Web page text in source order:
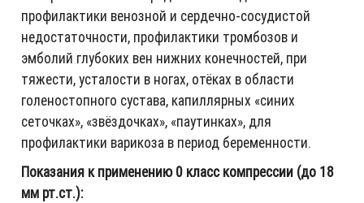
профилактики венозной и сердечно-сосудистой
недостаточности, профилактики тромбозов и
эмболий глубоких вен нижних конечностей, при
тяжести, усталости в ногах, отёках в области
голеностопного сустава, капиллярных «синих
сеточках», «звёздочках», «паутинках», для
профилактики варикоза в период беременности.
Показания к применению 0 класс компрессии (до 18
мм рт.ст.):